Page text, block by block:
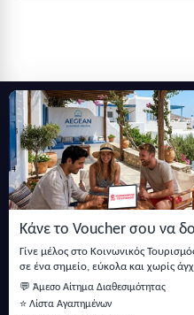
Κάνε το Voucher σου να
Γίνε μέλος στο Κοινωνικός
σε ένα σημείο, εύκολα και χωρίς
💬 Άμεσο Αίτημα Διαθεσιμότητας
⭐ Λίστα Αγαπημένων
Εγγραφείτε στο
Μείνετε ενημερωμένοι με τις
και άρθρα.